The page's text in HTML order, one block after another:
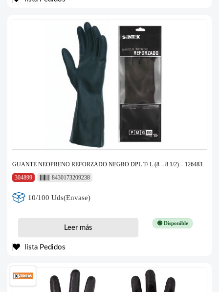
GUANTE NEOPRENO REFORZADO NEGRO DPL T/ L (8 – 8 1/2) – 126483
304899
8430173209238
10/100 Uds(Envase)
🟢 Disponible
Leer más
lista Pedidos